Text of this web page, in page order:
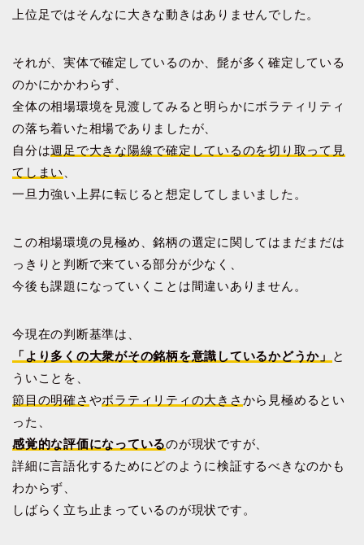
上位足ではそんなに大きな動きはありませんでした。
それが、実体で確定しているのか、髭が多く確定している
のかにかかわらず、
全体の相場環境を見渡してみると明らかにボラティリティ
の落ち着いた相場でありましたが、
自分は週足で大きな陽線で確定しているのを切り取って見
てしまい
一旦力強い上昇に転じると想定してしまいました。
この相場環境の見極め、銘柄の選定に関してはまだまだは
っきりと判断で来ている部分が少なく、
今後も課題になっていくことは間違いありません。
今現在の判断基準は、
「より多くの大衆がその銘柄を意識しているかどうか」
と
ういことを、
節目の明確さ やボラティリティの大きさ から見極めるとい
った、
感覚的な評価になっているのが現状ですが、
詳細に言語化するためにどのように検証するべきなのかも
わからず、
しばらく立ち止まっているのが現状です。